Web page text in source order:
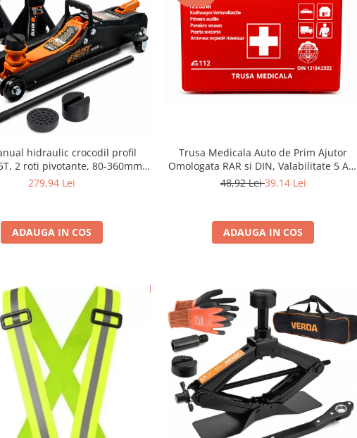
hidraulic crocodil profil
2 roti pivotante, 80-360mm+
auto pentru sprijin 3T cu pin
279,94 Lei
ADAUGA IN COS
Trusa Medicala Auto de Prim Ajutor
Omologata RAR si DIN, Valabilitate 5 Ani
(Productie Proaspata Aprilie 2026), Kit
48,92 Lei39,14 Lei
ADAUGA IN COS